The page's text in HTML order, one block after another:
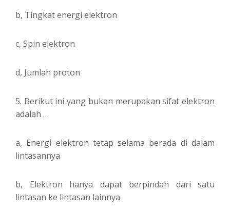
b, Tingkat energi elektron
c, Spin elektron
d, Jumlah proton
5. Berikut ini yang bukan merupakan sifat elektron
adalah …
a, Energi elektron tetap selama berada di dalam
lintasannya
b, Elektron hanya dapat berpindah dari satu
lintasan ke lintasan lainnya